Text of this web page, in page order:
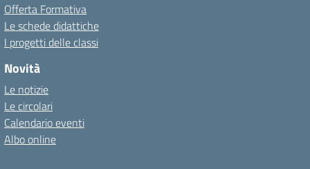
Offerta Formativa
Le schede didattiche
I progetti delle classi
Novità
Le notizie
Le circolari
Calendario eventi
Albo online